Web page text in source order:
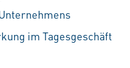
im Tagesgeschäft